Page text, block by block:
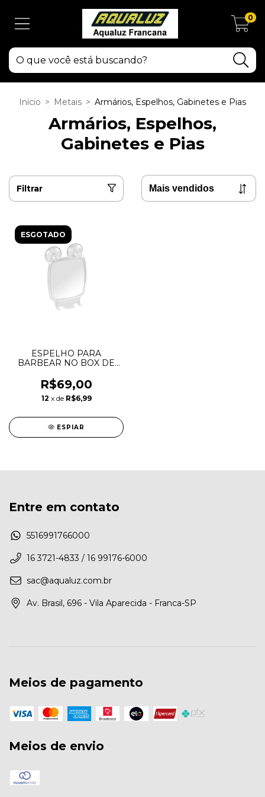
0
Início > Metais > Armários, Espelhos, Gabinetes e Pias
Armários, Espelhos,
Gabinetes e Pias
Filtrar
ESGOTADO
ESPELHO PARA
BARBEAR NO BOX DE
R$69,00
12 x de R$6,99
ESPIAR
Entre em contato
5516991766000
16 3721-4833 / 16 99176-6000
sac@aqualuz.com.br
Av. Brasil, 696 - Vila Aparecida - Franca-SP
Meios de pagamento
Meios de envio